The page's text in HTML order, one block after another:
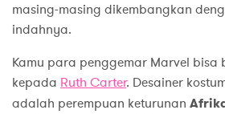
masing-masing dikembangkan
indahnya.
Kamu para penggemar Marvel bisa
kepada Ruth Carter. Desainer
adalah perempuan keturunan